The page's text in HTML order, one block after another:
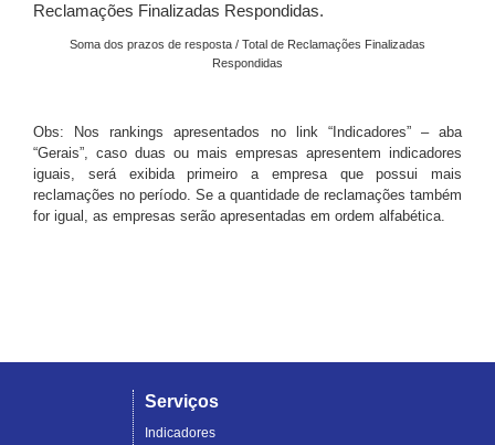
Reclamações Finalizadas Respondidas.
Soma dos prazos de resposta / Total de Reclamações Finalizadas
Respondidas
Obs: Nos rankings apresentados no link “Indicadores” – aba
“Gerais”, caso duas ou mais empresas apresentem indicadores
iguais, será exibida primeiro a empresa que possui mais
reclamações no período. Se a quantidade de reclamações também
for igual, as empresas serão apresentadas em ordem alfabética.
Serviços
Indicadores